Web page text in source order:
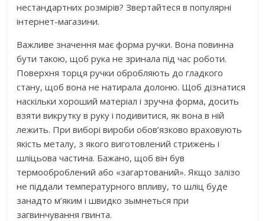
нестандартних розмірів? Звертайтеся в популярні
інтернет-магазини.
Важливе значення має форма ручки. Вона повинна
бути такою, щоб рука не зринала під час роботи.
Поверхня торця ручки обробляють до гладкого
стану, щоб вона не натирала долоню. Щоб дізнатися
наскільки хороший матеріал і зручна форма, досить
взяти викрутку в руку і подивитися, як вона в ній
лежить. При виборі вироби обов’язково враховують
якість металу, з якого виготовлений стрижень і
шліцьова частина. Бажано, щоб він був
термооброблений або «загартований». Якщо залізо
не піддали температурного впливу, то шліц буде
занадто м’яким і швидко зымнеться при
загвинчування гвинта.